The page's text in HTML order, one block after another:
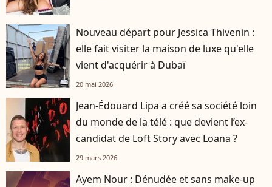
Nouveau départ pour Jessica Thivenin :
elle fait visiter la maison de luxe qu'elle
vient d'acquérir à Dubaï
20 mai 2026
Jean-Édouard Lipa a créé sa société loin
du monde de la télé : que devient l’ex-
candidat de Loft Story avec Loana ?
29 mars 2026
Ayem Nour : Dénudée et sans make-up